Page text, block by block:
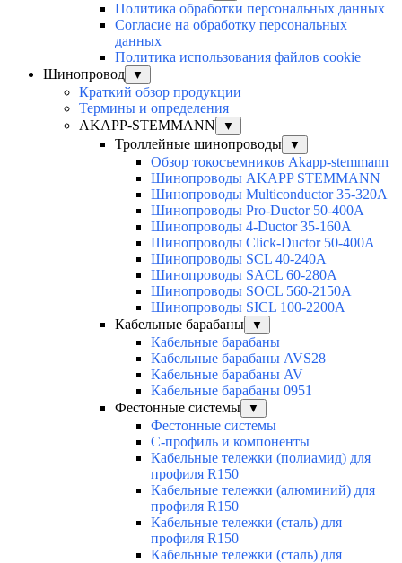
Политика обработки персональных данных
Согласие на обработку персональных
данных
Политика использования файлов cookie
Шинопровод
▼
Краткий обзор продукции
Термины и определения
AKAPP-STEMMANN
▼
Троллейные шинопроводы ▼
Обзор токосъемников Akapp-stemmann
Шинопроводы AKAPP STEMMANN
Шинопроводы Multiconductor 35-320А
Шинопроводы Pro-Ductor 50-400А
Шинопроводы 4-Ductor 35-160А
Шинопроводы Click-Ductor 50-400А
Шинопроводы SCL 40-240А
Шинопроводы SACL 60-280А
Шинопроводы SOCL 560-2150А
Шинопроводы SICL 100-2200А
Кабельные барабаны
▼
Кабельные барабаны
Кабельные барабаны AVS28
Кабельные барабаны AV
Кабельные барабаны 0951
Фестонные системы
▼
Фестонные системы
С-профиль и компоненты
Кабельные тележки (полиамид) для
профиля R150
Кабельные тележки (алюминий) для
профиля R150
Кабельные тележки (сталь) для
профиля R150
Кабельные тележки (сталь) для